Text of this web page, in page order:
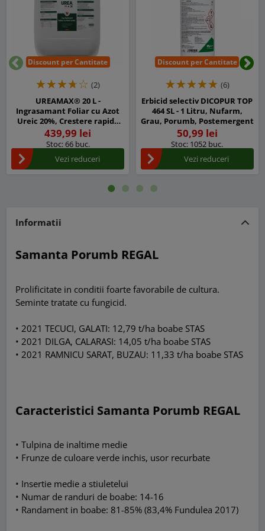
Discount per Cantitate
(2)
UREAMAX® 20 L -
Ingrasamant Foliar cu Azot
Ureic 20%, Crestere rapida
pentru Legume, Porumb,
Cereale, Pomi si Vita de Vie
439,99 lei
Stoc: 66 buc.
Vezi reduceri
Discount per Cantitate
(6)
Erbicid selectiv DICOPUR TOP
464 SL - 1 Litru, Nufarm,
Grau, Porumb, Postemergent
50,99 lei
Stoc: 1052 buc.
Vezi reduceri
Inapoi
Informatii
Samanta Porumb REGAL
Prolificitate in conditii foarte favorabile de cultura.
Seminte tratate cu fungicid.
• 2021 TECUCI, GALATI: 12,79 t/ha boabe STAS
• 2021 DILGA, CALARASI: 14,05 t/ha boabe STAS
• 2021 RAMNICU SARAT, BUZAU: 11,33 t/ha boabe STAS
Caracteristici Samanta Porumb REGAL
• Tulpina de inaltime medie
• Frunze de culoare verde inchis, usor recurbate
• Insertie medie a stiuletelui
• Numar de randuri de boabe: 14-16
• Randament in boabe: 81-85% (83,4% Fundulea 2017)